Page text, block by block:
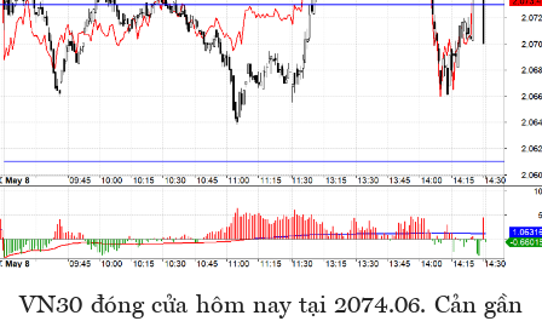
VN30 đóng cửa hôm nay tại 2074.06. Cản gần